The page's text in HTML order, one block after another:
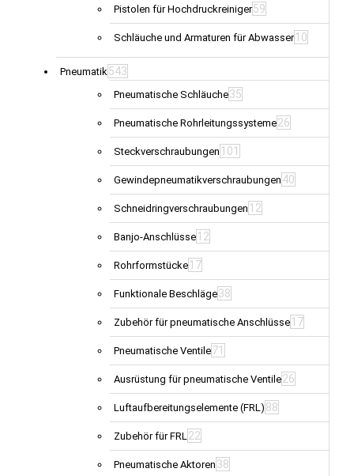
Pistolen für Hochdruckreiniger59
Schläuche und Armaturen für Abwasser 10
Pneumatik 543
Pneumatische Schläuche35
Pneumatische Rohrleitungssysteme26
Steckverschraubungen 101
Gewindepneumatikverschraubungen 40
Schneidringverschraubungen 12
Banjo-Anschlüsse 12
Rohrformstücke 17
Funktionale Beschläge38
Zubehör für pneumatische Anschlüsse 17
Pneumatische Ventile71
Ausrüstung für pneumatische Ventile26
Luftaufbereitungselemente (FRL) 88
Zubehör für FRL 22
Pneumatische Aktoren 38